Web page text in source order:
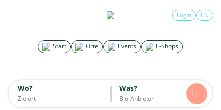
Start Orte Events E-Shops
Login EN
Wo? Was?
×
Alle Essen & Trinken Unterkünfte Mode
Wohnen